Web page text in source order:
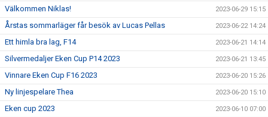
Välkommen Niklas! 2023-06-29 15:15
Årstas sommarläger får besök av Lucas Pellas 2023-06-22 14:24
Ett himla bra lag, F14 2023-06-21 14:14
Silvermedaljer Eken Cup P14 2023 2023-06-21 13:45
Vinnare Eken Cup F16 2023 2023-06-20 15:26
Ny linjespelare Thea 2023-06-20 15:10
Eken cup 2023 2023-06-10 07:00